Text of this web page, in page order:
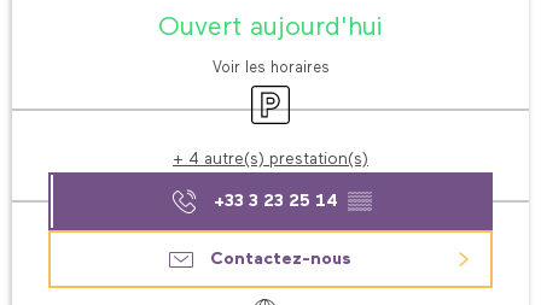
Ouvert aujourd'hui
Voir les horaires
Parking
+ 4 autre(s) prestation(s)
+33 3 23 25 14 ▒▒
Contactez-nous